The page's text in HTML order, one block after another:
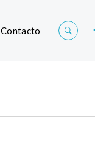
Contacto